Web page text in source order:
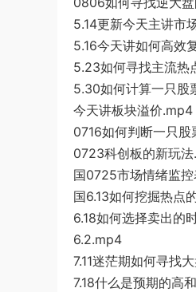
5.14更新今天主讲市
5.16今天讲如何高效
5.23如何寻找主流热
5.30如何计算一只股
今天讲板块溢价.mp4
0716如何判断一只
0723科创板的新玩
国0725市场情绪监
国6.13如何挖掘热点
6.18如何选择卖出的
6.2.mp4
7.11迷茫期如何寻找
7.18什么是预期的高